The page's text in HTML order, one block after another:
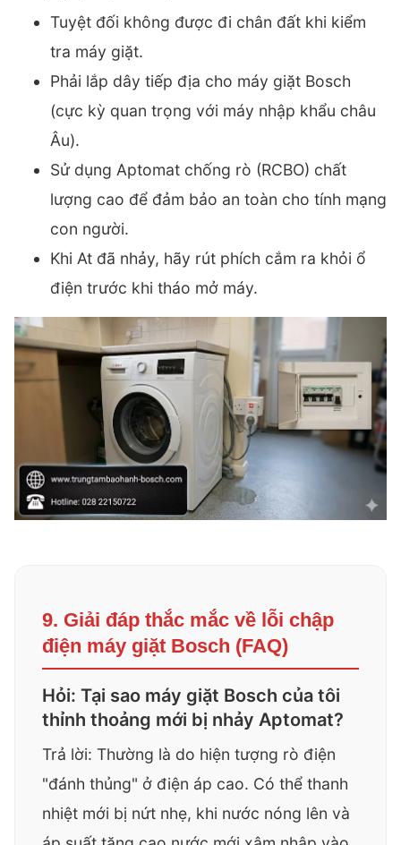
Tuyệt đối không được đi chân đất khi kiểm
tra máy giặt.
Phải lắp dây tiếp địa cho máy giặt Bosch
(cực kỳ quan trọng với máy nhập khẩu châu
Âu).
Sử dụng Aptomat chống rò (RCBO) chất
lượng cao để đảm bảo an toàn cho tính mạng
con người.
Khi At đã nhảy, hãy rút phích cắm ra khỏi ổ
điện trước khi tháo mở máy.
9. Giải đáp thắc mắc về lỗi chập
điện máy giặt Bosch (FAQ)
Hỏi: Tại sao máy giặt Bosch của tôi
thỉnh thoảng mới bị nhảy Aptomat?
Trả lời: Thường là do hiện tượng rò điện
"đánh thủng" ở điện áp cao. Có thể thanh
nhiệt mới bị nứt nhẹ, khi nước nóng lên và